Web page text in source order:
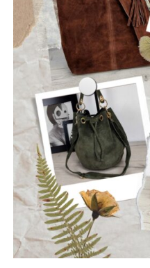
ρωγμές της
ανάμεσα στο εναλλακτικό
ωμή ενέργεια της σκηνής,
μουσική που μιλά για την
και την ανάγκη για αλήθεια.
Μέλη του
Φωνή & Κιθάρα, Σαράντης
Θωμάς – Μπάσο,